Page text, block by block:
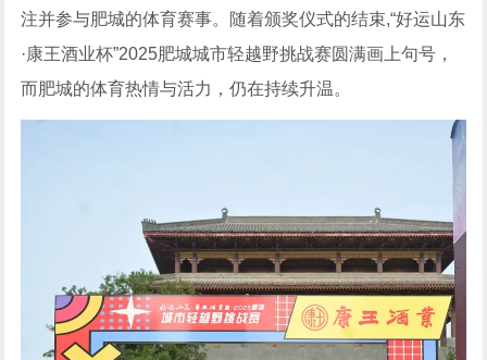
注并参与肥城的体育赛事。随着颁奖仪式的结束,“好运山东
·康王酒业杯”2025肥城城市轻越野挑战赛圆满画上句号，
而肥城的体育热情与活力，仍在持续升温。